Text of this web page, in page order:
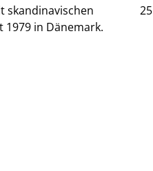
skandinavischen
1979 in Dänemark.